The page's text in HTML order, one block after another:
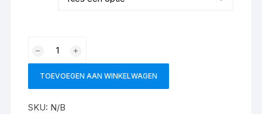
raamsticker
Vrolijk
TOEVOEGEN AAN WINKELWAGEN
SKU: N/B